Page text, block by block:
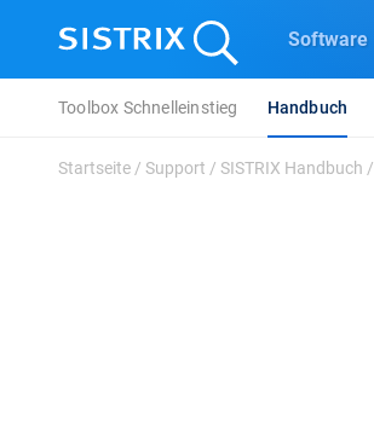
Software
Toolbox Schnelleinstieg Handbuch
Startseite / Support / SISTRIX Handbuch /